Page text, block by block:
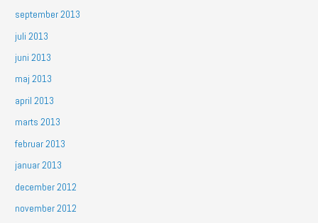
september 2013
juli 2013
juni 2013
maj 2013
april 2013
marts 2013
februar 2013
januar 2013
december 2012
november 2012